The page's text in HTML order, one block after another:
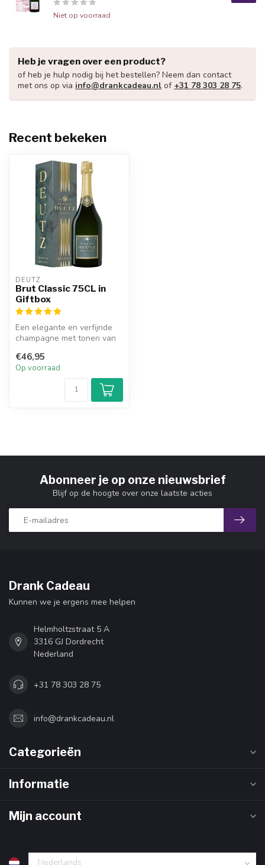
Niet op voorraad
Heb je vragen over een product?
of heb je hulp nodig bij het bestellen? Neem dan contact
met ons op via info@drankcadeau.nl of +31 78 303 28 75.
Recent bekeken
DEUTZ
Brut Classic 75CL in
Giftbox
Een elegante en verfijnde
champagne met tonen van
brioch...
€46,95
Op voorraad
Abonneer je op onze nieuwsbrief
Blijf op de hoogte over onze laatste acties
Drank Cadeau
Kunnen we je ergens mee helpen
Helmholtzstraat 5 A
3316 GJ Dordrecht
Nederland
+31 78 303 28 75
info@drankcadeau.nl
Categorieën
Informatie
Mijn account